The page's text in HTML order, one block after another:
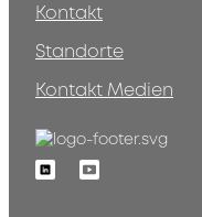
Kontakt
Standorte
Kontakt Medien
LinkedinYoutube